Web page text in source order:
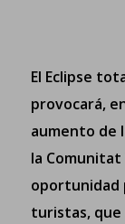
El Eclipse
provocará,
aumento de
la Comunitat
oportunidad
turistas,